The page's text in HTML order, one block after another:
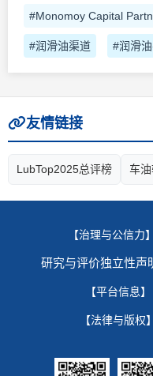
#Monomoy Capital
#润滑油渠道 #润滑
友情链接
LubTop2025总评榜 车
【治理与公信力】
研究与评价独立性声
【平台信息】
【法律与版权】